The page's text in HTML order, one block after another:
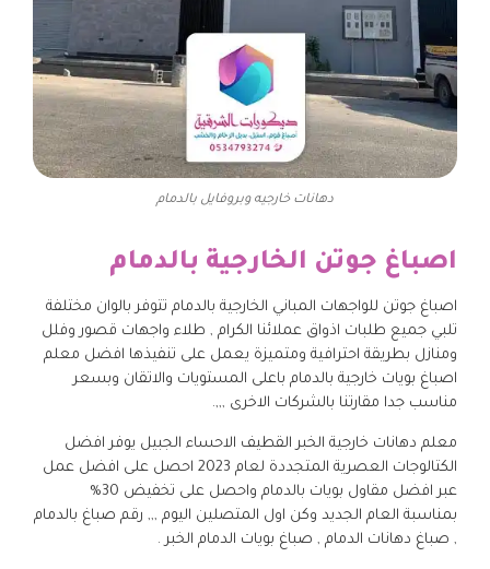
دهانات خارجيه وبروفايل بالدمام
اصباغ جوتن الخارجية بالدمام
اصباغ جوتن للواجهات المباني الخارجية بالدمام تتوفر بالوان مختلفة
تلبي جميع طلبات اذواق عملائنا الكرام , طلاء واجهات قصور وفلل
ومنازل بطريقة احترافية ومتميزة يعمل على تنفيذها افضل معلم
اصباغ بويات خارجية بالدمام باعلى المستويات والاتقان وبسعر
مناسب جدا مقارتنا بالشركات الاخرى ,,,.
معلم دهانات خارجية الخبر القطيف الاحساء الجبيل يوفر افضل
الكتالوجات العصرية المتجددة لعام 2023 احصل على افضل عمل
عبر افضل مقاول بويات بالدمام واحصل على تخفيض 30%
بمناسبة العام الجديد وكن اول المتصلين اليوم ,,, رقم صباغ بالدمام
, صباغ دهانات الدمام , صباغ بويات الدمام الخبر .